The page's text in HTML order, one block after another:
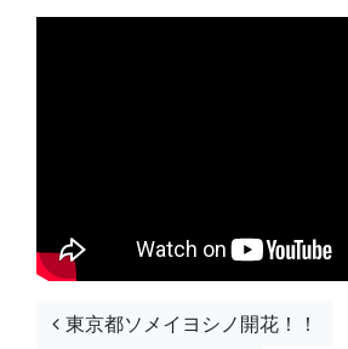
投稿ナビゲーション
東京都ソメイヨシノ開花！！